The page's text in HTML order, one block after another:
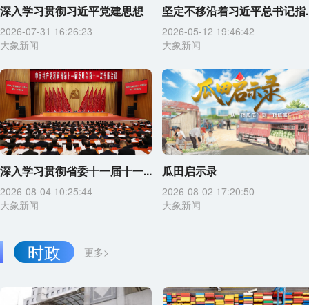
深入学习贯彻习近平党建思想
2026-07-31 16:26:23
大象新闻
坚定不移沿着习近平总书记指
2026-05-12 19:46:42
大象新闻
深入学习贯彻省委十一届十一...
2026-08-04 10:25:44
大象新闻
瓜田启示录
2026-08-02 17:20:50
大象新闻
更多>
时政